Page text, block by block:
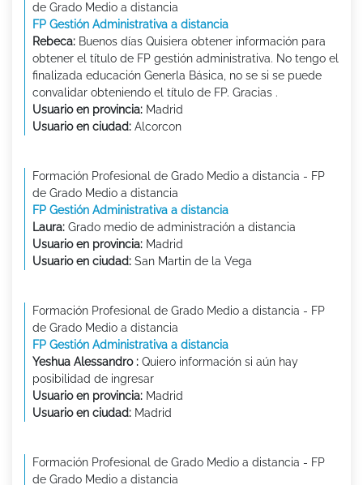
de Grado Medio a distancia
FP Gestión Administrativa a distancia
Rebeca: Buenos días Quisiera obtener información para
obtener el título de FP gestión administrativa. No tengo el
finalizada educación Generla Básica, no se si se puede
convalidar obteniendo el título de FP. Gracias .
Usuario en provincia: Madrid
Usuario en ciudad: Alcorcon
Formación Profesional de Grado Medio a distancia - FP
de Grado Medio a distancia
FP Gestión Administrativa a distancia
Laura: Grado medio de administración a distancia
Usuario en provincia: Madrid
Usuario en ciudad: San Martin de la Vega
Formación Profesional de Grado Medio a distancia - FP
de Grado Medio a distancia
FP Gestión Administrativa a distancia
Yeshua Alessandro : Quiero información si aún hay
posibilidad de ingresar
Usuario en provincia: Madrid
Usuario en ciudad: Madrid
Formación Profesional de Grado Medio a distancia - FP
de Grado Medio a distancia